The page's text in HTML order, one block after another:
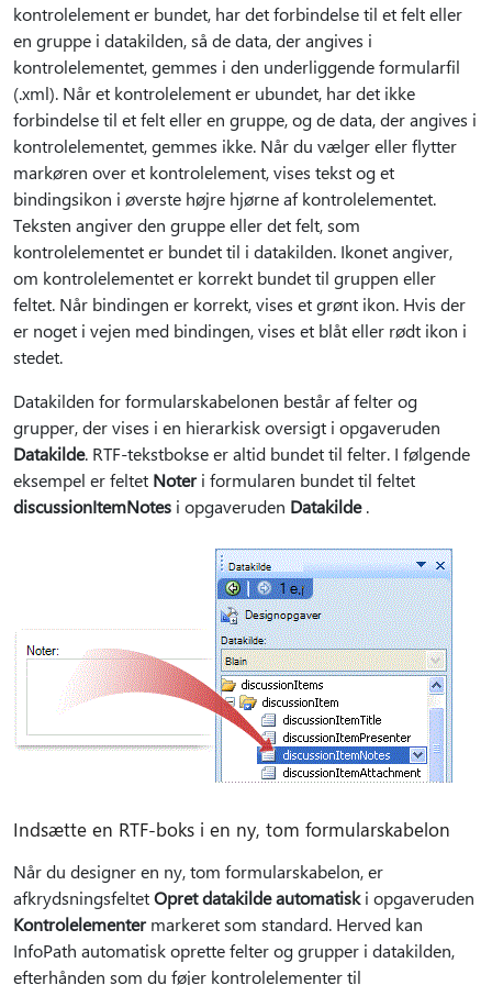
kontrolelement er bundet, har det forbindelse til et felt eller
en gruppe i datakilden, så de data, der angives i
kontrolelementet, gemmes i den underliggende formularfil
(.xml). Når et kontrolelement er ubundet, har det ikke
forbindelse til et felt eller en gruppe, og de data, der angives i
kontrolelementet, gemmes ikke. Når du vælger eller flytter
markøren over et kontrolelement, vises tekst og et
bindingsikon i øverste højre hjørne af kontrolelementet.
Teksten angiver den gruppe eller det felt, som
kontrolelementet er bundet til i datakilden. Ikonet angiver,
om kontrolelementet er korrekt bundet til gruppen eller
feltet. Når bindingen er korrekt, vises et grønt ikon. Hvis der
er noget i vejen med bindingen, vises et blåt eller rødt ikon i
stedet.
Datakilden for formularskabelonen består af felter og
grupper, der vises i en hierarkisk oversigt i opgaveruden
Datakilde. RTF-tekstbokse er altid bundet til felter. I følgende
eksempel er feltet Noteri formularen bundet til feltet
discussionItemNotes i opgaveruden Datakilde.
Indsætte en RTF-boks i en ny, tom formularskabelon
Når du designer en ny, tom formularskabelon, er
afkrydsningsfeltetOpret datakilde automatiski opgaveruden
Kontrolelementermarkeret som standard. Herved kan
InfoPath automatisk oprette felter og grupper i datakilden,
efterhånden som du føjer kontrolelementer til